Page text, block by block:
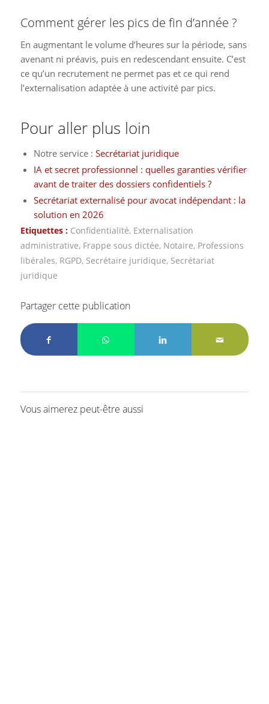
Comment gérer les pics de fin d’année ?
En augmentant le volume d’heures sur la période, sans
avenant ni préavis, puis en redescendant ensuite. C’est
ce qu’un recrutement ne permet pas et ce qui rend
l’externalisation adaptée à une activité par pics.
Pour aller plus loin
Notre service : Secrétariat juridique
IA et secret professionnel : quelles garanties vérifier
avant de traiter des dossiers confidentiels ?
Secrétariat externalisé pour avocat indépendant : la
solution en 2026
Etiquettes : Confidentialité, Externalisation
administrative, Frappe sous dictée, Notaire, Professions
libérales, RGPD, Secrétaire juridique, Secrétariat
juridique
Partager cette publication
Vous aimerez peut-être aussi